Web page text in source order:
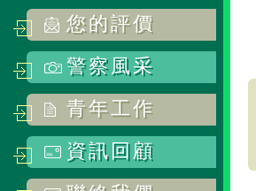
您的評價
警察風采
青年工作
資訊回顧